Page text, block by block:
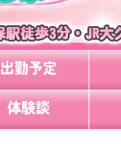
出勤予定
体験談